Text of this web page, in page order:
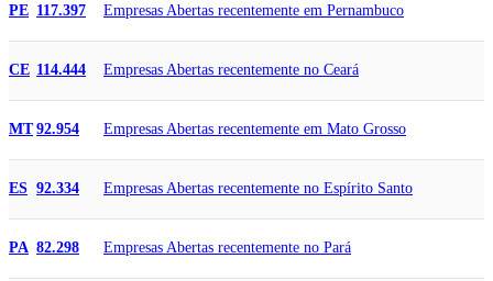
PE 117.397 Empresas Abertas recentemente em Pernambuco
CE 114.444 Empresas Abertas recentemente no Ceará
MT 92.954 Empresas Abertas recentemente em Mato Grosso
ES 92.334 Empresas Abertas recentemente no Espírito Santo
PA 82.298 Empresas Abertas recentemente no Pará